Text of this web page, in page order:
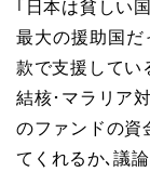
｢日本は貧しい
最大の援助国
款で支援してい
結核･マラリア
のファンドの資
てくれるか､議